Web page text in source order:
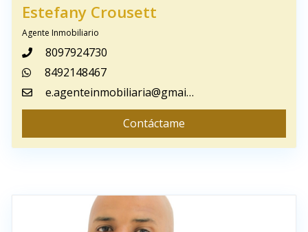
Estefany Crousett
Agente Inmobiliario
8097924730
8492148467
e.agenteinmobiliaria@gmail.com
Contáctame